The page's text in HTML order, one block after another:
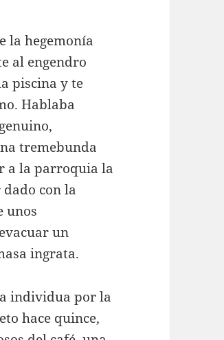
la hegemonía
al engendro
piscina y te
Hablaba
tremebunda
a la parroquia la
con la
unos
un
ingrata.
individua por la
hace quince,